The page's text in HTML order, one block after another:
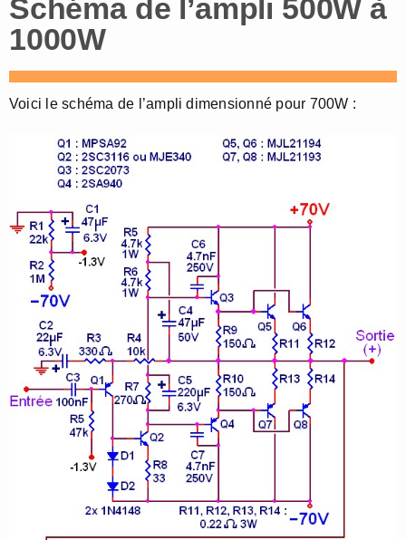
Schéma de l’ampli 500W à
1000W
Voici le schéma de l’ampli dimensionné pour 700W :